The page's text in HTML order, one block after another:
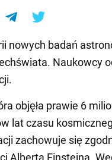
nowych badań
Naukowcy
objęła prawie 6
lat czasu
zachowuje się
Alberta Einsteina.